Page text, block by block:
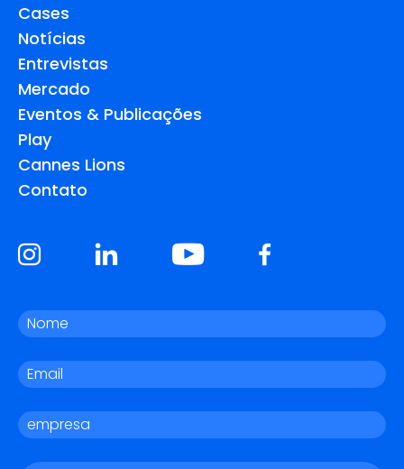
Cases
Notícias
Entrevistas
Mercado
Eventos & Publicações
Play
Cannes Lions
Contato